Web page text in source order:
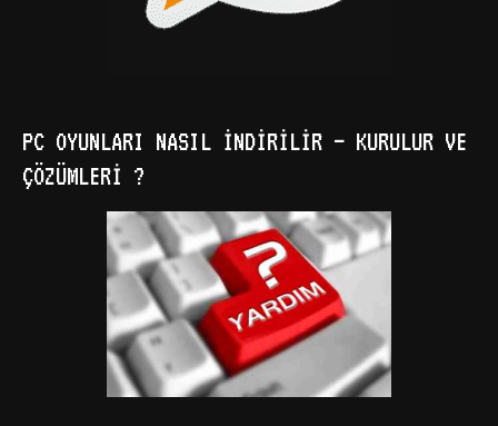
PC OYUNLARI NASIL İNDIRILIR – KURULUR VE
ÇÖZÜMLERI ?